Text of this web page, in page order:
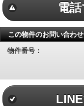
電
この物件のお問い合わ
物件番号：